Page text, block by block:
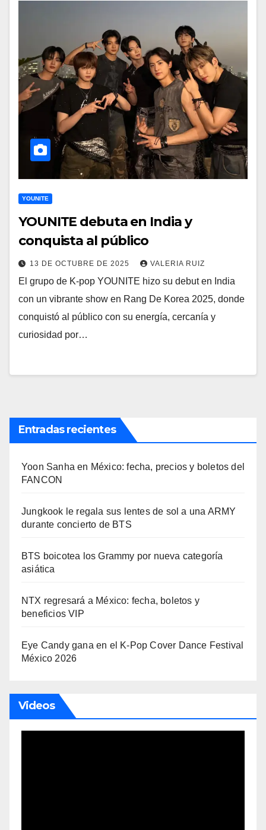
YOUNITE
YOUNITE debuta en India y
conquista al público
13 DE OCTUBRE DE 2025 VALERIA RUIZ
El grupo de K-pop YOUNITE hizo su debut en India
con un vibrante show en Rang De Korea 2025, donde
conquistó al público con su energía, cercanía y
curiosidad por…
Entradas recientes
Yoon Sanha en México: fecha, precios y boletos del
FANCON
Jungkook le regala sus lentes de sol a una ARMY
durante concierto de BTS
BTS boicotea los Grammy por nueva categoría
asiática
NTX regresará a México: fecha, boletos y
beneficios VIP
Eye Candy gana en el K-Pop Cover Dance Festival
México 2026
Videos